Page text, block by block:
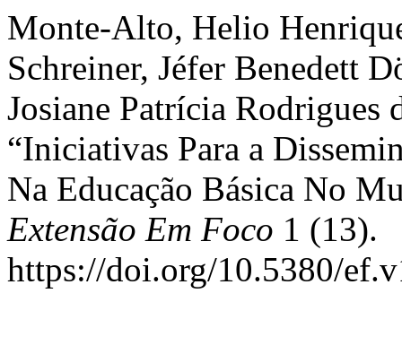
Monte-Alto, Helio
Schreiner, Jéfer Benedett
Josiane Patrícia Rodrigues
“Iniciativas Para a
Na Educação Básica No
Extensão Em Foco 1 (13).
https://doi.org/10.5380/